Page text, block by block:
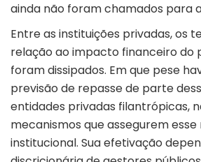
ainda não foram chamados para
Entre as instituições privadas, os
relação ao impacto financeiro do
foram dissipados. Em que pese
previsão de repasse de parte
entidades privadas filantrópicas,
mecanismos que assegurem
institucional. Sua efetivação